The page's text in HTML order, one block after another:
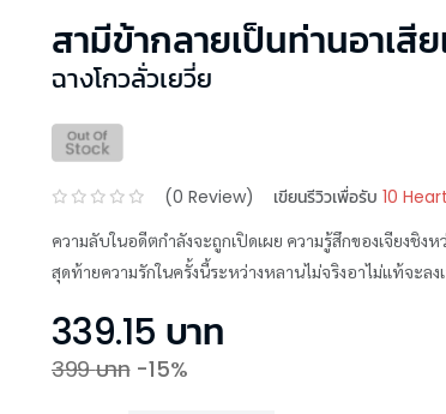
สามีข้ากลายเป็นท่านอาเสี
ฉางโกวลั่วเยวี่ย
(0 Review) เขียนรีวิวเพื่อรับ 10
ความลับในอดีตกำลังจะถูกเปิดเผย ความรู้สึกของเจียงชิง
สุดท้ายความรักในครั้งนี้ระหว่างหลานไม่จริงอาไม่แท้จะลง
339.15 บาท
399บาท -15%